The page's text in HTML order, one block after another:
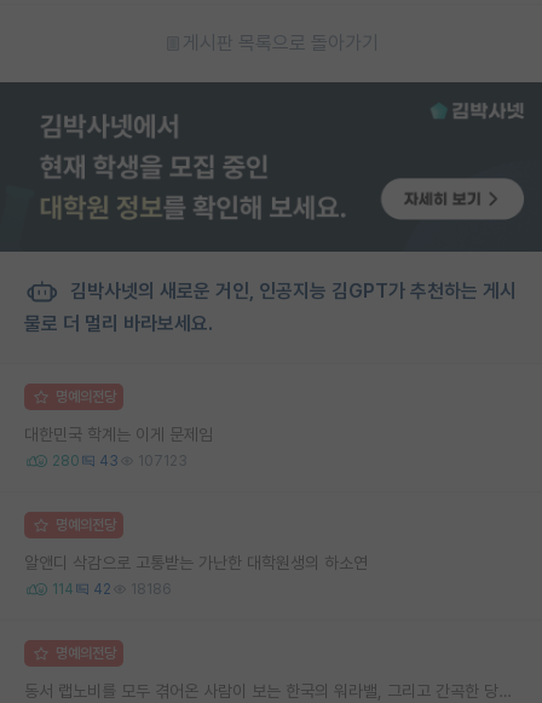
게시판 목록으로 돌아가기
김박사넷의 새로운 거인, 인공지능 김GPT가 추천하는 게시
물로 더 멀리 바라보세요.
명예의전당
대한민국 학계는 이게 문제임
280 43 107123
명예의전당
알앤디 삭감으로 고통받는 가난한 대학원생의 하소연
114 42 18186
명예의전당
동서 랩노비를 모두 겪어온 사람이 보는 한국의 워라밸, 그리고 간곡한 당부의 말씀